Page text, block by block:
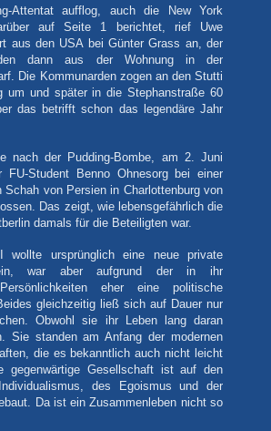
Attentat aufflog, auch die New York
auf Seite 1 berichtet, rief Uwe
aus den USA bei Günter Grass an, der
dann aus der Wohnung in der
Die Kommunarden zogen an den Stutti
um und später in die Stephanstraße 60
das betrifft schon das legendäre Jahr
nach der Pudding-Bombe, am 2. Juni
FU-Student Benno Ohnesorg bei einer
Schah von Persien in Charlottenburg von
Das zeigt, wie lebensgefährlich die
damals für die Beteiligten war.
wollte ursprünglich eine neue private
war aber aufgrund der in ihr
eher eine politische
gleichzeitig ließ sich auf Dauer nur
Obwohl sie ihr Leben lang daran
Sie standen am Anfang der modernen
die es bekanntlich auch nicht leicht
gegenwärtige Gesellschaft ist auf den
des Egoismus und der
Da ist ein Zusammenleben nicht so